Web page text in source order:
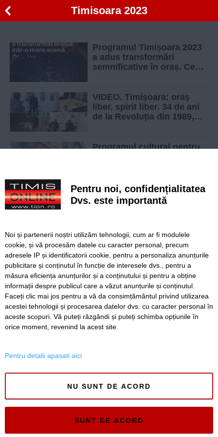
Timisoara 2023
Programul Timișoara 2023
a adus transformări
semnificative în oraș. Ce
VIDEO. Timișoara: oraș
liber, spirit liber. 34 de ani
de la Revoluția din 1989,
Programul cultural pentru
Vin bani de la București.
Ministerul Culturii a semnat
TM2023
Timișoara așteaptă peste
12 milioane de euro de la
București pentru
infrastructura culturală.
Doar în 2021
SERVICII Redactia
Folosinta Cookie-urilor
Timiș Online
Pentru noi, confidențialitatea
Dvs. este importantă
Noi și partenerii noștri utilizăm tehnologii, cum ar fi modulele
cookie, și vă procesăm datele cu caracter personal, precum
adresele IP și identificatorii cookie, pentru a personaliza anunțurile
publicitare și conținutul în funcție de interesele dvs., pentru a
măsura eficiența anunțurilor și a conținutului și pentru a obține
informații despre publicul care a văzut anunțurile și conținutul.
Faceți clic mai jos pentru a vă da consimțământul privind utilizarea
acestei tehnologii și procesarea datelor dvs. cu caracter personal în
aceste scopuri. Vă puteți răzgândi și puteți schimba opțiunile în
orice moment, revenind la acest site.
Pentru detalii apasati aici
NU SUNT DE ACORD
SUNT DE ACORD